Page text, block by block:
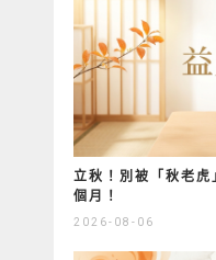
立秋！別被「秋老
個月！
2026-08-06